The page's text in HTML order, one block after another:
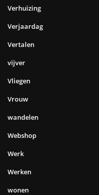
Verhuizing
Verjaardag
Vertalen
vijver
Vliegen
Vrouw
wandelen
Webshop
Werk
Werken
wonen